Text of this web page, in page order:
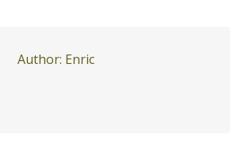
Author: Enric